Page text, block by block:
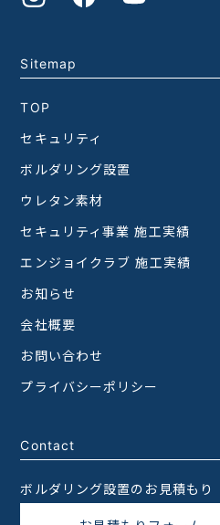
Sitemap
TOP
セキュリティ
ボルダリング設置
ウレタン素材
セキュリティ事業 施工実績
エンジョイクラブ 施工実績
お知らせ
会社概要
お問い合わせ
プライバシーポリシー
Contact
ボルダリング設置のお見積もり